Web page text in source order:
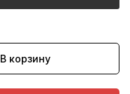
В корзину